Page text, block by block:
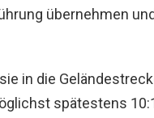
übernehmen
in die
spätestens